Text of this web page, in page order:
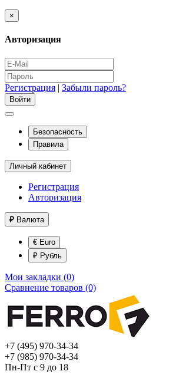
×
Авторизация
Регистрация | Забыли пароль?
Безопасность
Правила
Личный кабинет
Регистрация
Авторизация
₽ Валюта
€ Euro
₽ Рубль
Мои закладки (0)
Сравнение товаров (0)
+7 (495) 970-34-34
+7 (985) 970-34-34
Пн-Пт с 9 до 18